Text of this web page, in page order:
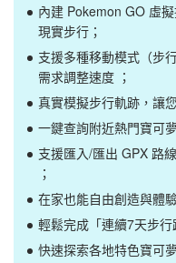
內建 Pokemon GO 虛
現實步行；
支援多種移動模式（步
需求調整速度 ；
真實模擬步行軌跡，讓
一鍵查詢附近熱門寶可
支援匯入/匯出 GPX 路
；
在家也能自由創造與體
輕鬆完成「連續7天步行
快速探索各地特色寶可